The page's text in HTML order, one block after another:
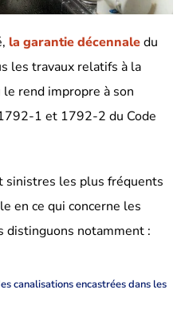
la garantie décennaledu
les travaux relatifs à la
rend impropre à son
1 et 1792-2 du Code
sinistres les plus fréquents
en ce qui concerne les
distinguons notamment :
canalisations encastrées dans les